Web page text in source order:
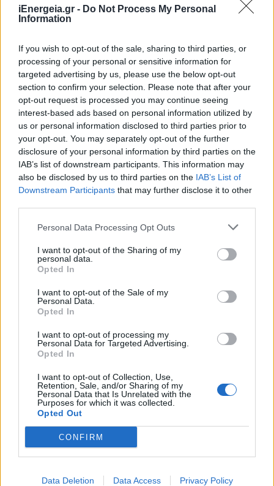
iEnergeia.gr - Do Not Process My Personal
Information
If you wish to opt-out of the sale, sharing to third parties, or
processing of your personal or sensitive information for
targeted advertising by us, please use the below opt-out
section to confirm your selection. Please note that after your
opt-out request is processed you may continue seeing
interest-based ads based on personal information utilized by
us or personal information disclosed to third parties prior to
your opt-out. You may separately opt-out of the further
disclosure of your personal information by third parties on the
IAB’s list of downstream participants. This information may
also be disclosed by us to third parties on the IAB’s List of
Downstream Participants that may further disclose it to other
Personal Data Processing Opt Outs
I want to opt-out of the Sharing of my
personal data.
Opted In
I want to opt-out of the Sale of my
Personal Data.
Opted In
I want to opt-out of processing my
Personal Data for Targeted Advertising.
Opted In
I want to opt-out of Collection, Use,
Retention, Sale, and/or Sharing of my
Personal Data that Is Unrelated with the
Purposes for which it was collected.
Opted Out
CONFIRM
Data Deletion Data Access Privacy Policy
ΚΑΤΑΣΚΕΥΕΣ
TITAN: Πολύ δυναμικό ξεκίνημα του έτους με
ισχυρή αύξηση της κερδοφορίας
07/05/2026 - 10:18
ΚΑΤΑΣΚΕΥΕΣ
Ο Όμιλος TITAN ολοκληρώνει την εξαγορά της
Αμερικής
04/05/2026 - 10:05